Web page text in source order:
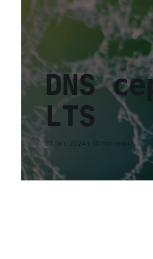
DNS
LTS
23 окт. 2024 г.